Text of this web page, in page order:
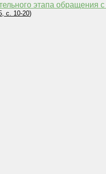
этапа
с. 10-20)